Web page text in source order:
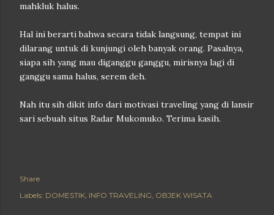
mahkluk halus.
Hal ini berarti bahwa secara tidak langsung, tempat ini
dilarang untuk di kunjungi oleh banyak orang. Pasalnya,
siapa sih yang mau diganggu ganggu, mirisnya lagi di
ganggu sama halus, serem deh.
Nah itu sih dikit info dari motivasi traveling yang di lansir
sari sebuah situs Radar Mukomuko. Terima kasih.
Share
Labels: DOMESTIK INFO TRAVELING OBJEK WISATA